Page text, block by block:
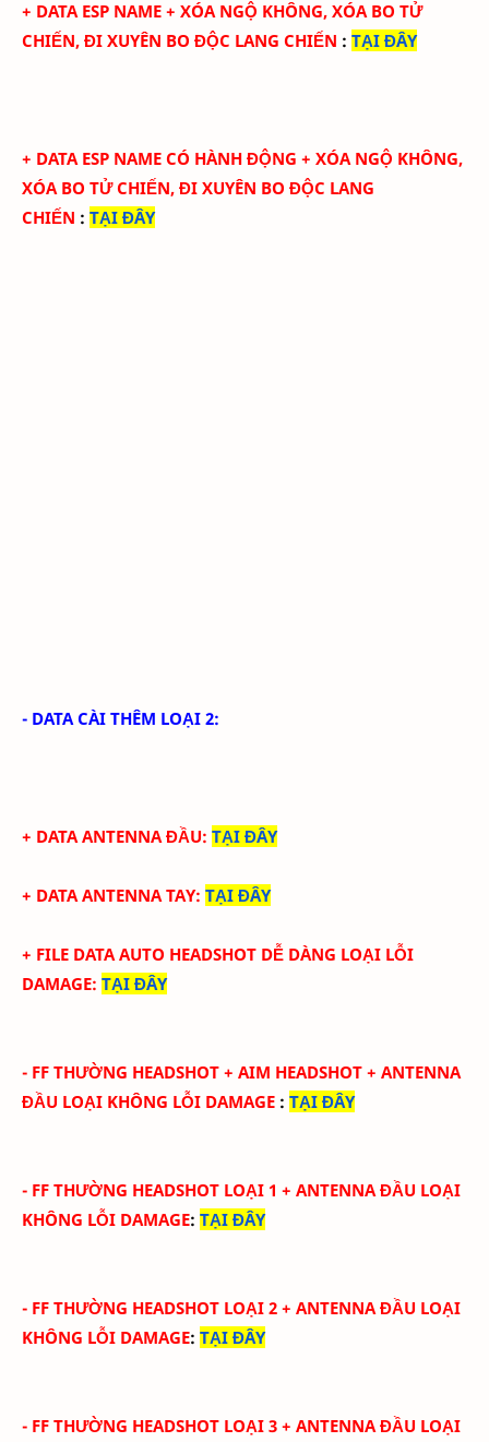
+ DATA ESP NAME + XÓA NGỘ KHÔNG, XÓA BO TỬ
CHIẾN, ĐI XUYÊN BO ĐỘC LANG CHIẾN : TẠI ĐÂY
+ DATA ESP NAME CÓ HÀNH ĐỘNG + XÓA NGỘ KHÔNG,
XÓA BO TỬ CHIẾN, ĐI XUYÊN BO ĐỘC LANG
CHIẾN : TẠI ĐÂY
- DATA CÀI THÊM LOẠI 2:
+ DATA ANTENNA ĐẦU: TẠI ĐÂY
+ DATA ANTENNA TAY: TẠI ĐÂY
+ FILE DATA AUTO HEADSHOT DỄ DÀNG LOẠI LỖI
DAMAGE: TẠI ĐÂY
- FF THƯỜNG HEADSHOT + AIM HEADSHOT + ANTENNA
ĐẦU LOẠI KHÔNG LỖI DAMAGE : TẠI ĐÂY
- FF THƯỜNG HEADSHOT LOẠI 1 + ANTENNA ĐẦU LOẠI
KHÔNG LỖI DAMAGE: TẠI ĐÂY
- FF THƯỜNG HEADSHOT LOẠI 2 + ANTENNA ĐẦU LOẠI
KHÔNG LỖI DAMAGE: TẠI ĐÂY
- FF THƯỜNG HEADSHOT LOẠI 3 + ANTENNA ĐẦU LOẠI